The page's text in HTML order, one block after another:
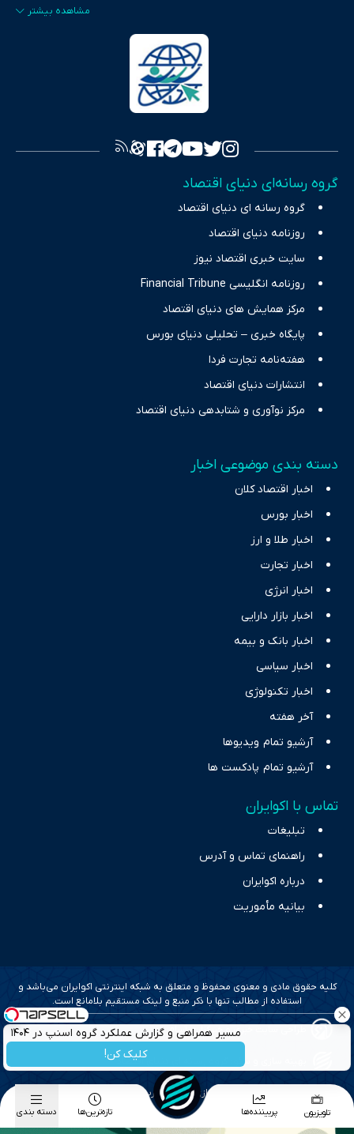
مسیر همراهی و گزارش عملکرد گروه اسنپ در ۱۴۰۴
کلیک کن!
ایران و جهان را در قالب‌های ویدیو، پادکست، متن و گزارش‌های تحلیلی
پایش می‌کند. این رسانه به عنوان منبعی دقیق و قابل اعتماد، فراتر از
اطلاع‌رسانی صرف، به تبیین سیاست‌ها و کارکردهای بازارهای مالی،
سرمایه‌گذاری، تجارت و حوزه‌های نوظهور می‌پردازد. اکوایران با پایبندی
به اصول «انصاف، امانت و صداقت»، بستری برای انعکاس آراء متنوع
تصویری شفاف از واقعیت‌های اقتصادی ارائه دهد. ما در اکوایران با
چالش‌های فقر و بیکاری را جست‌وجو کرده و در کنار تحلیل آمارها،
نیازهای خبری مخاطبان در حوزه‌های اثرگذار بر اقتصاد را با رویکردی
حرفه‌ای و روزآمد پوشش می‌دهیم.
گروه رسانه‌ای دنیای اقتصاد
گروه رسانه ای دنیای اقتصاد
روزنامه دنیای اقتصاد
سایت خبری اقتصاد نیوز
روزنامه انگلیسی Financial Tribune
مرکز همایش های دنیای اقتصاد
پایگاه خبری – تحلیلی دنیای بورس
هفته‌نامه تجارت فردا
انتشارات دنیای اقتصاد
مرکز نوآوری و شتابدهی دنیای اقتصاد
دسته بندی موضوعی اخبار
اخبار اقتصاد کلان
اخبار بورس
اخبار طلا و ارز
اخبار تجارت
اخبار انرژی
اخبار بازار دارایی
اخبار بانک و بیمه
اخبار سیاسی
اخبار تکنولوژی
آخر هفته
آرشیو تمام ویدیوها
آرشیو تمام پادکست ها
تماس با اکوایران
تبلیغات
راهنمای تماس و آدرس
درباره اکوایران
بیانیه مأموریت
کلیه حقوق مادی و معنوی محفوظ و متعلق به شبکه اینترنتی اکوایران می‌باشد و
استفاده از مطالب تنها با ذکر منبع و لینک مستقیم بلامانع است.
طراحی سایت خبری و خبرگزاری آسام
بهینه سازی و سئو؛ گروه رسانه ای دنیای اقتصاد
طراحی گرافیک و پیاده سازی؛ برآیند تجربه
تلویزیون پربیننده‌ها تازه‌ترین‌ها دسته بندی